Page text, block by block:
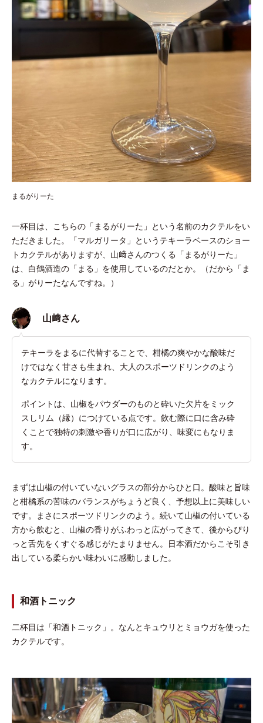
まるがりーた
一杯目は、こちらの「まるがりーた」という名前のカクテルをい
ただきました。「マルガリータ」というテキーラベースのショー
トカクテルがありますが、山﨑さんのつくる「まるがりーた」
は、白鶴酒造の「まる」を使用しているのだとか。（だから「ま
る」がりーたなんですね。）
山﨑さん
テキーラをまるに代替することで、柑橘の爽やかな酸味だ
けではなく甘さも生まれ、大人のスポーツドリンクのよう
なカクテルになります。
ポイントは、山椒をパウダーのものと砕いた欠片をミック
スしリム（縁）につけている点です。飲む際に口に含み砕
くことで独特の刺激や香りが口に広がり、味変にもなりま
す。
まずは山椒の付いていないグラスの部分からひと口。酸味と旨味
と柑橘系の苦味のバランスがちょうど良く、予想以上に美味しい
です。まさにスポーツドリンクのよう。続いて山椒の付いている
方から飲むと、山椒の香りがふわっと広がってきて、後からぴり
っと舌先をくすぐる感じがたまりません。日本酒だからこそ引き
出している柔らかい味わいに感動しました。
和酒トニック
二杯目は「和酒トニック」。なんとキュウリとミョウガを使った
カクテルです。